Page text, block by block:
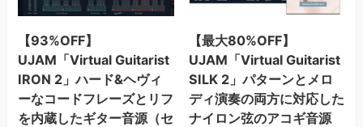
【93%OFF】
UJAM「Virtual Guitarist
IRON 2」ハード&ヘヴィ
ーなコードフレーズとリフ
を内蔵したギター音源（セ
【最大80%OFF】
UJAM「Virtual Guitarist
SILK 2」パターンとメロ
ディ演奏の両方に対応した
ナイロン弦のアコギ音源